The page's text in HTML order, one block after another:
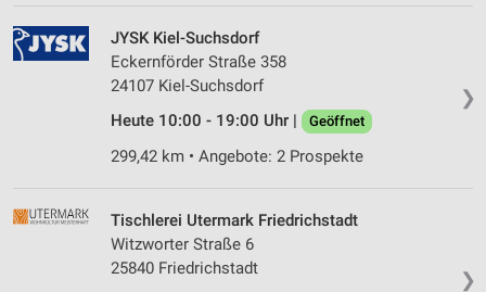
❯
JYSK Kiel-Suchsdorf
Eckernförder Straße 358
24107 Kiel-Suchsdorf
Heute 10:00 - 19:00 Uhr |
Geöffnet
299,42 km • Angebote: 2 Prospekte
❯
Tischlerei Utermark Friedrichstadt
Witzworter Straße 6
25840 Friedrichstadt